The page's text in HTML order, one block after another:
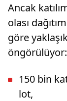
Ancak
olası
göre
öngörülüyor:
150 bin
lot,